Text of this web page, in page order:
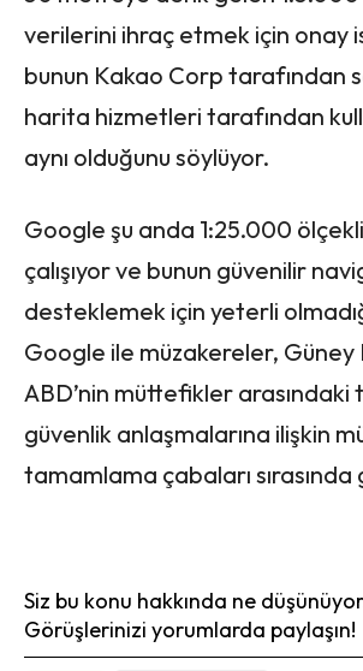
verilerini ihraç etmek için onay
bunun Kakao Corp tarafından
harita hizmetleri tarafından
aynı olduğunu söylüyor.
Google şu anda 1:25.000
çalışıyor ve bunun güvenilir
desteklemek için yeterli
Google ile müzakereler, Güney
ABD’nin müttefikler
güvenlik anlaşmalarına ilişkin
tamamlama çabaları
Siz bu konu hakkında ne
Görüşlerinizi yorumlarda paylaşın!